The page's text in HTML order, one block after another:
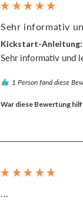
Sehr informativ
Kickstart-
Sehr informativ und
1 Person fand diese
War diese Bewertung
...